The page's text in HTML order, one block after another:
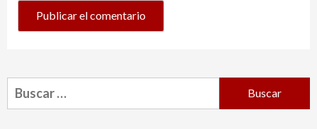
Buscar: